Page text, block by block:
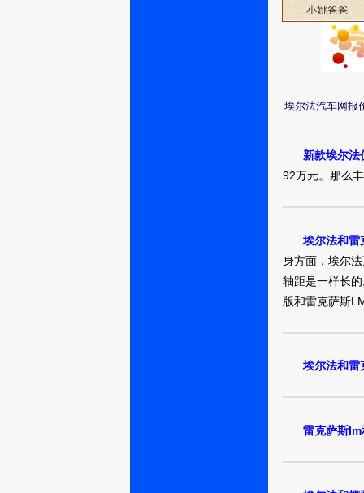
小姚爸爸
埃尔法汽车网报
新款埃尔
92万元。那么
埃尔法和雷
身方面，埃尔
轴距是一样长
版和雷克萨斯
埃尔法和雷
雷克萨斯